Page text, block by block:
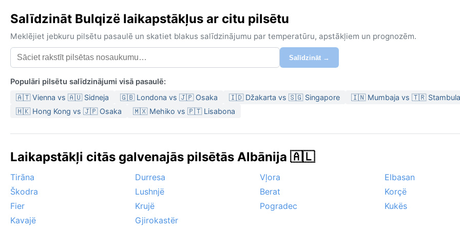
Salīdzināt Bulqizë laikapstākļus ar citu pilsētu
Meklējiet jebkuru pilsētu pasaulē un skatiet blakus salīdzinājumu par temperatūru, apstākļiem un prognozēm.
Salīdzināt →
Populāri pilsētu salīdzinājumi visā pasaulē:
🇦🇹 Vienna vs 🇦🇺 Sidneja 🇬🇧 Londona vs 🇯🇵 Osaka 🇮🇩 Džakarta vs 🇸🇬 Singapore
🇮🇳 Mumbaja vs 🇹🇷 Stambula
🇭🇰 Hong Kong vs 🇯🇵 Osaka
🇲🇽 Mehiko vs 🇵🇹 Lisabona
Laikapstākļi citās galvenajās pilsētās Albānija 🇦🇱
Tirāna Durresa Vļora
Elbasan
Škodra
Lushnjë Berat
Korçë
Fier
Krujë Pogradec
Kukës
Kavajë
Gjirokastër